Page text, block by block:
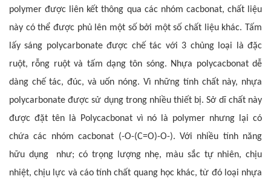
polymer được liên kết thông qua các nhóm cacbonat, chất liệu
này có thể được phủ lên một số bởi một số chất liệu khác. Tấm
lấy sáng polycarbonate được chế tác với 3 chủng loại là đặc
ruột, rỗng ruột và tấm dạng tôn sóng. Nhựa polycacbonat dễ
dàng chế tác, đúc, và uốn nóng. Vì những tính chất này, nhựa
polycarbonate được sử dụng trong nhiều thiết bị. Sở dĩ chất này
được đặt tên là Polycacbonat vì nó là polymer nhưng lại có
chứa các nhóm cacbonat (-O-(C=O)-O-). Với nhiều tính năng
hữu dụng như; có trọng lượng nhẹ, màu sắc tự nhiên, chịu
nhiệt, chịu lực và cáo tính chất quang học khác, từ đó loại nhựa